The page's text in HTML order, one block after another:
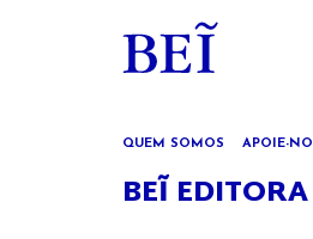
QUEM SOMOS APOIE-
BEĨ EDITORA